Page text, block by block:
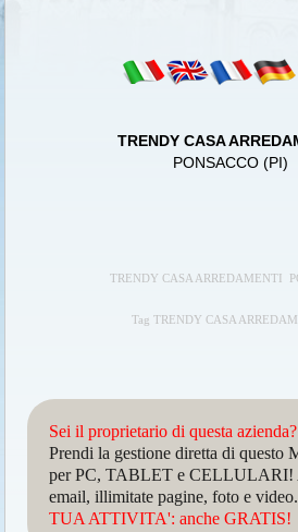
TRENDY CASA
PONSACCO (PI)
TRENDY CASA ARREDAMENTI
Tag TRENDY CASA
Sei il proprietario di questa azienda?
Prendi la gestione diretta di questo
per PC, TABLET e CELLULARI!
email, illimitate pagine, foto e
TUA ATTIVITA': anche GRATIS!